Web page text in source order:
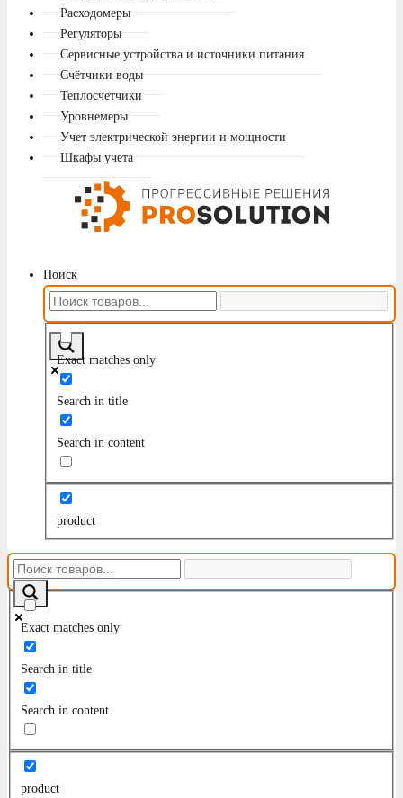
Расходомеры
Регуляторы
Сервисные устройства и источники питания
Счётчики воды
Теплосчетчики
Уровнемеры
Учет электрической энергии и мощности
Шкафы учета
Поиск
Exact matches only
Search in title
Search in content
product
Exact matches only
Search in title
Search in content
product